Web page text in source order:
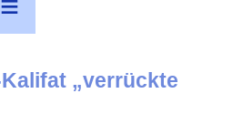
„verrückte